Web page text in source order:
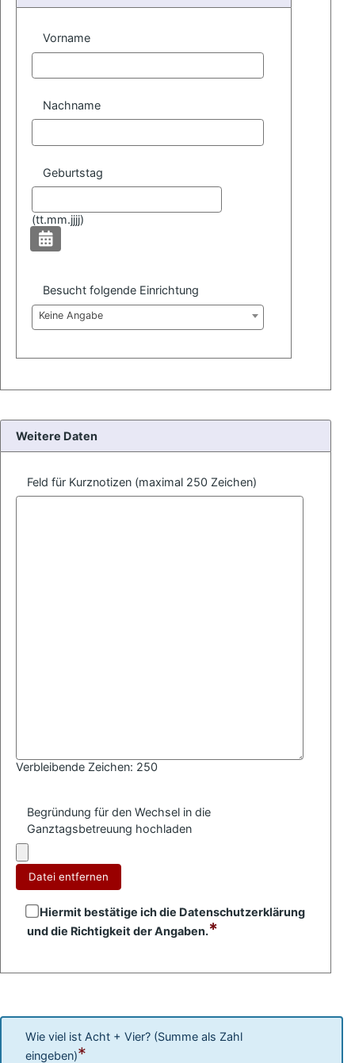
Vorname
Nachname
Geburtstag
(tt.mm.jjjj)
Besucht folgende Einrichtung
Keine Angabe
Weitere Daten
Feld für Kurznotizen (maximal 250 Zeichen)
Verbleibende Zeichen: 250
Begründung für den Wechsel in die
Ganztagsbetreuung hochladen
Datei entfernen
Hiermit bestätige ich die Datenschutzerklärung
und die Richtigkeit der Angaben.*
Wie viel ist Acht + Vier? (Summe als Zahl
eingeben)*